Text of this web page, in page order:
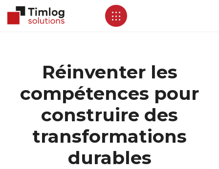
Réinventer les
compétences pour
construire des
transformations
durables